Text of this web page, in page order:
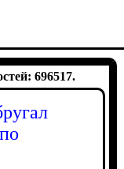
696517.